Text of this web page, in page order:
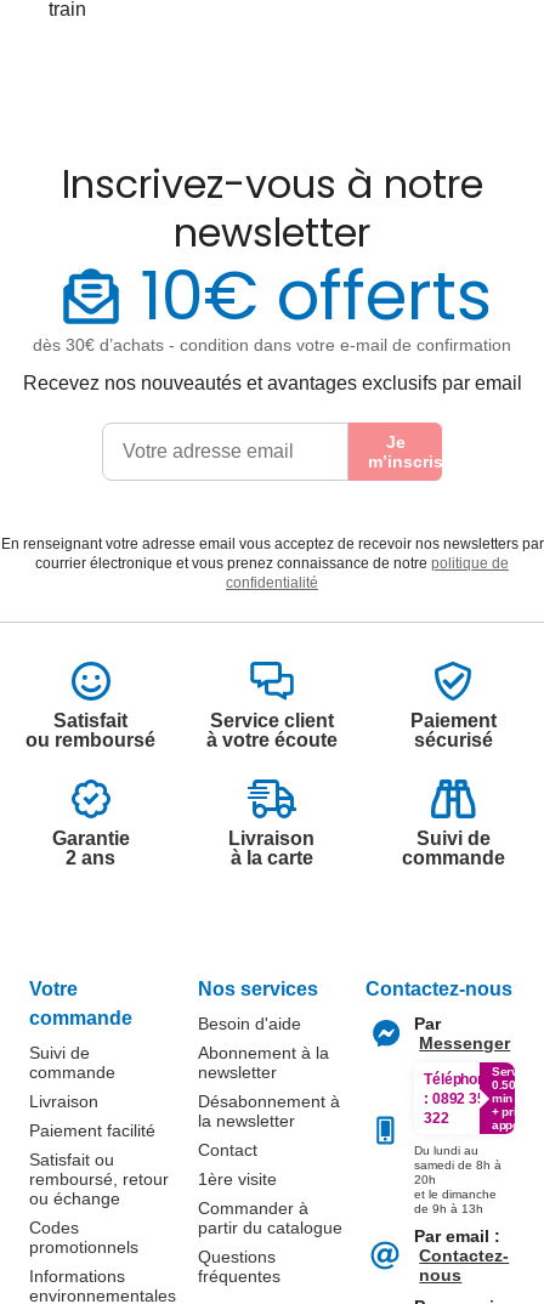
train
Inscrivez-vous à notre
newsletter
10€ offerts
dès 30€ d’achats - condition dans votre e-mail de confirmation
Recevez nos nouveautés et avantages exclusifs par email
Je
m’inscris
En renseignant votre adresse email vous acceptez de recevoir nos newsletters par
courrier électronique et vous prenez connaissance de notre politique de
confidentialité
Satisfait
ou remboursé
Service client
à votre écoute
Paiement
sécurisé
Garantie
2 ans
Livraison
à la carte
Suivi de
commande
Votre
commande
Suivi de
commande
Livraison
Paiement facilité
Satisfait ou
remboursé, retour
ou échange
Codes
promotionnels
Informations
environnementales
Nos services
Besoin d'aide
Abonnement à la
newsletter
Désabonnement à
la newsletter
Contact
1ère visite
Commander à
partir du catalogue
Questions
fréquentes
Contactez-nous
Par
Messenger
Téléphone
: 0892 350
322
Service
0.50€ /
min
+ prix
appel
Du lundi au
samedi de 8h à
20h
et le dimanche
de 9h à 13h
Par email :
Contactez-
nous